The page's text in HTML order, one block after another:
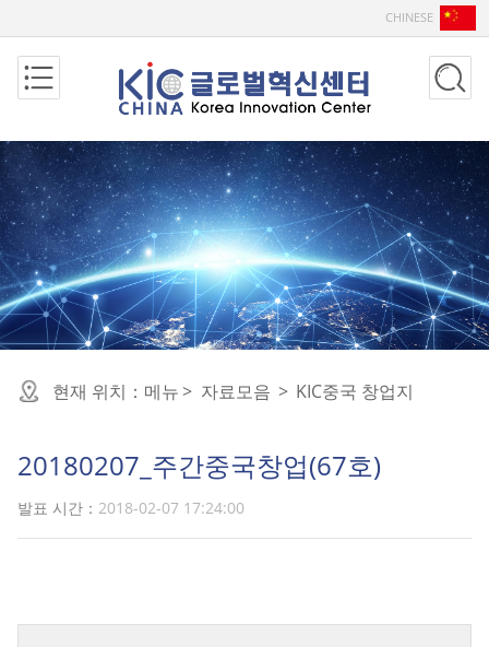
CHINESE
현재 위치： 메뉴> 자료모음 > KIC중국 창업지
20180207_주간중국창업(67호)
발표 시간： 2018-02-07 17:24:00